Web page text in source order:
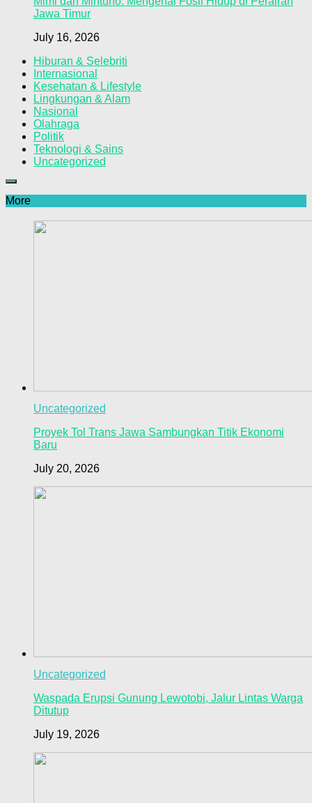
Jawa Timur
July 16, 2026
Hiburan & Selebriti
Internasional
Kesehatan & Lifestyle
Lingkungan & Alam
Nasional
Olahraga
Politik
Teknologi & Sains
Uncategorized
More
Uncategorized
Proyek Tol Trans Jawa Sambungkan Titik Ekonomi
Baru
July 20, 2026
Uncategorized
Waspada Erupsi Gunung Lewotobi, Jalur Lintas Warga
Ditutup
July 19, 2026